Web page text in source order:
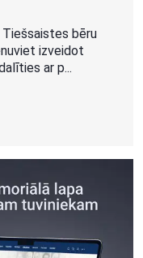
bēru
izveidot
ar p...